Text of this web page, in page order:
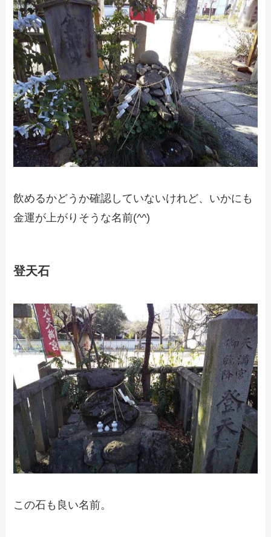
飲めるかどうか確認していないけれど、いかにも
金運が上がりそうな名前(^^)
登天石
この石も良い名前。